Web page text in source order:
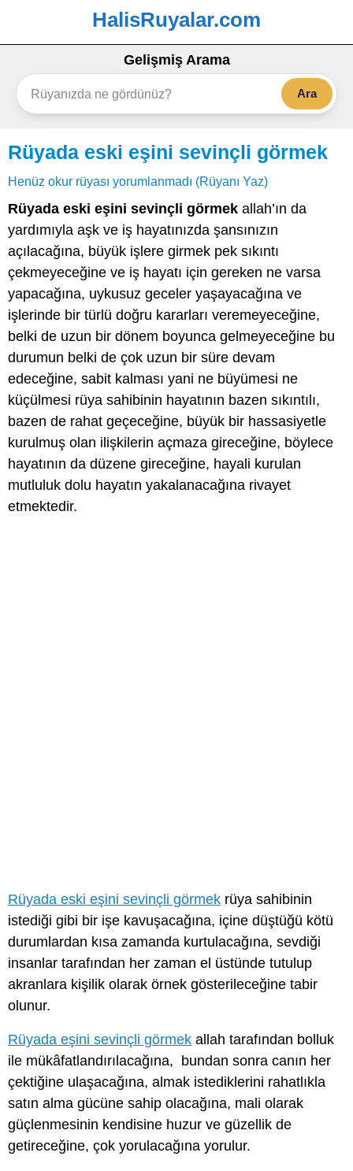
HalisRuyalar.com
Gelişmiş Arama
Ara
Rüyada eski eşini sevinçli görmek
Henüz okur rüyası yorumlanmadı (Rüyanı Yaz)
Rüyada eski eşini sevinçli görmek allah’ın da
yardımıyla aşk ve iş hayatınızda şansınızın
açılacağına, büyük işlere girmek pek sıkıntı
çekmeyeceğine ve iş hayatı için gereken ne varsa
yapacağına, uykusuz geceler yaşayacağına ve
işlerinde bir türlü doğru kararları veremeyeceğine,
belki de uzun bir dönem boyunca gelmeyeceğine bu
durumun belki de çok uzun bir süre devam
edeceğine, sabit kalması yani ne büyümesi ne
küçülmesi rüya sahibinin hayatının bazen sıkıntılı,
bazen de rahat geçeceğine, büyük bir hassasiyetle
kurulmuş olan ilişkilerin açmaza gireceğine, böylece
hayatının da düzene gireceğine, hayali kurulan
mutluluk dolu hayatın yakalanacağına rivayet
etmektedir.
Rüyada eski eşini sevinçli görmek rüya sahibinin
istediği gibi bir işe kavuşacağına, içine düştüğü kötü
durumlardan kısa zamanda kurtulacağına, sevdiği
insanlar tarafından her zaman el üstünde tutulup
akranlara kişilik olarak örnek gösterileceğine tabir
olunur.
Rüyada eşini sevinçli görmek allah tarafından bolluk
ile mükâfatlandırılacağına, bundan sonra canın her
çektiğine ulaşacağına, almak istediklerini rahatlıkla
satın alma gücüne sahip olacağına, mali olarak
güçlenmesinin kendisine huzur ve güzellik de
getireceğine, çok yorulacağına yorulur.